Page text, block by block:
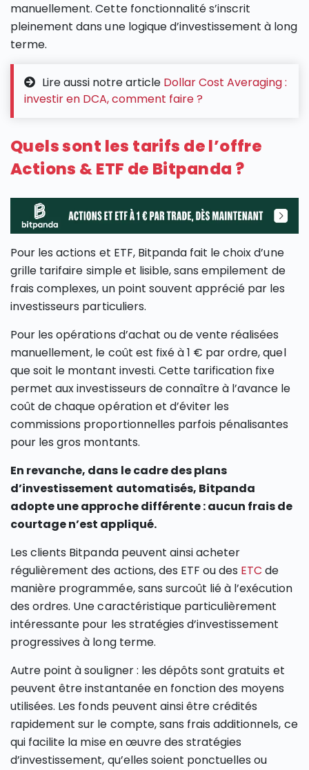
manuellement. Cette fonctionnalité s’inscrit
pleinement dans une logique d’investissement à long
terme.
Lire aussi notre article Dollar Cost Averaging :
investir en DCA, comment faire ?
Quels sont les tarifs de l’offre
Actions & ETF de Bitpanda ?
Pour les actions et ETF, Bitpanda fait le choix d’une
grille tarifaire simple et lisible, sans empilement de
frais complexes, un point souvent apprécié par les
investisseurs particuliers.
Pour les opérations d’achat ou de vente réalisées
manuellement, le coût est fixé à 1 € par ordre, quel
que soit le montant investi. Cette tarification fixe
permet aux investisseurs de connaître à l’avance le
coût de chaque opération et d’éviter les
commissions proportionnelles parfois pénalisantes
pour les gros montants.
En revanche, dans le cadre des plans
d’investissement automatisés, Bitpanda
adopte une approche différente : aucun frais de
courtage n’est appliqué.
Les clients Bitpanda peuvent ainsi acheter
régulièrement des actions, des ETF ou des ETC de
manière programmée, sans surcoût lié à l’exécution
des ordres. Une caractéristique particulièrement
intéressante pour les stratégies d’investissement
progressives à long terme.
Autre point à souligner : les dépôts sont gratuits et
peuvent être instantanée en fonction des moyens
utilisées. Les fonds peuvent ainsi être crédités
rapidement sur le compte, sans frais additionnels, ce
qui facilite la mise en œuvre des stratégies
d’investissement, qu’elles soient ponctuelles ou